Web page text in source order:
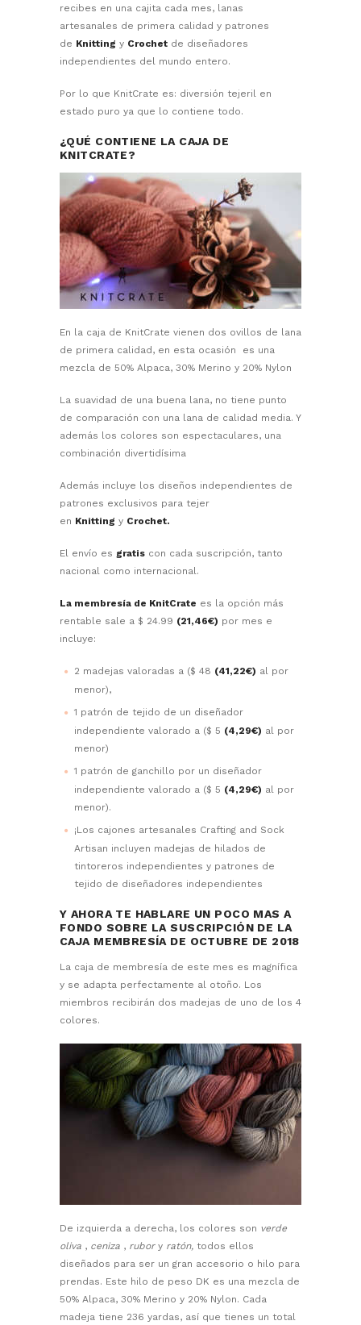
recibes en una cajita cada mes, lanas
artesanales de primera calidad y patrones
de Knitting y Crochet de diseñadores
independientes del mundo entero.
Por lo que KnitCrate es: diversión tejeril en
estado puro ya que lo contiene todo.
¿QUÉ CONTIENE LA CAJA DE
KNITCRATE?
En la caja de KnitCrate vienen dos ovillos de lana
de primera calidad, en esta ocasión es una
mezcla de 50% Alpaca, 30% Merino y 20% Nylon
La suavidad de una buena lana, no tiene punto
de comparación con una lana de calidad media. Y
además los colores son espectaculares, una
combinación divertidísima
Además incluye los diseños independientes de
patrones exclusivos para tejer
en Knitting y Crochet.
El envío es gratis con cada suscripción, tanto
nacional como internacional.
La membresía de KnitCrate es la opción más
rentable sale a $ 24.99 (21,46€) por mes e
incluye:
2 madejas valoradas a ($ 48 (41,22€) al por
menor),
1 patrón de tejido de un diseñador
independiente valorado a ($ 5 (4,29€) al por
menor)
1 patrón de ganchillo por un diseñador
independiente valorado a ($ 5 (4,29€) al por
menor).
¡Los cajones artesanales Crafting and Sock
Artisan incluyen madejas de hilados de
tintoreros independientes y patrones de
tejido de diseñadores independientes
Y AHORA TE HABLARE UN POCO MAS A
FONDO SOBRE LA SUSCRIPCIÓN DE LA
CAJA MEMBRESÍA DE OCTUBRE DE 2018
La caja de membresía de este mes es magnífica
y se adapta perfectamente al otoño. Los
miembros recibirán dos madejas de uno de los 4
colores.
De izquierda a derecha, los colores son verde
oliva , ceniza , rubory ratón, todos ellos
diseñados para ser un gran accesorio o hilo para
prendas. Este hilo de peso DK es una mezcla de
50% Alpaca, 30% Merino y 20% Nylon. Cada
madeja tiene 236 yardas, así que tienes un total